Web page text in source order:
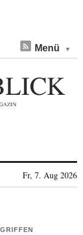
Menü
Fr, 7. Aug 2026